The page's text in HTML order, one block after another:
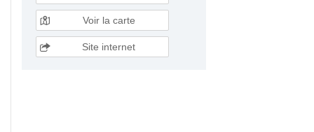
Voir la carte
Site internet